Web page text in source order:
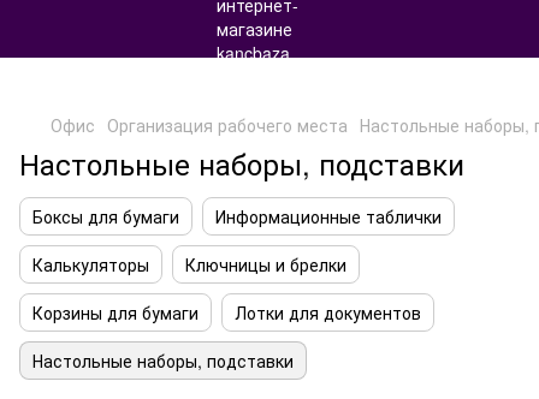
Офис Организация рабочего места Настольные наборы,
Настольные наборы, подставки
Боксы для бумаги
Информационные таблички
Калькуляторы
Ключницы и брелки
Корзины для бумаги
Лотки для документов
Настольные наборы, подставки